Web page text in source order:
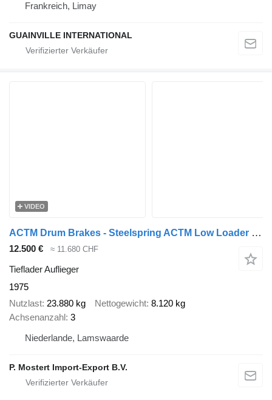
Frankreich, Limay
GUAINVILLE INTERNATIONAL
VIDEO
ACTM Drum Brakes - Steelspring ACTM Low Loader - 3 axles - Drum brake
12.500 € ≈ 11.680 CHF
Tieflader Auflieger
1975
Nutzlast 23.880 kg Nettogewicht 8.120 kg
Achsenanzahl 3
Niederlande, Lamswaarde
P. Mostert Import-Export B.V.